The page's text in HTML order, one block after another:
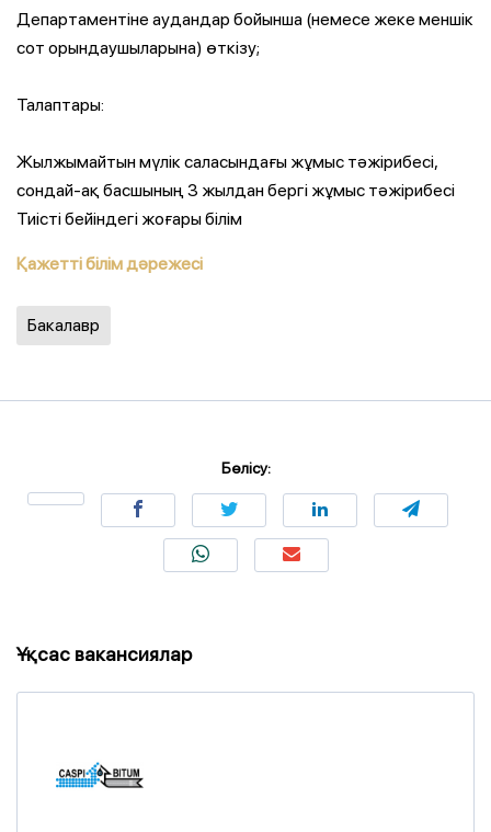
Департаментіне аудандар бойынша (немесе жеке меншік
сот орындаушыларына) өткізу;
Талаптары:
Жылжымайтын мүлік саласындағы жұмыс тәжірибесі,
сондай-ақ басшының 3 жылдан бергі жұмыс тәжірибесі
Тиісті бейіндегі жоғары білім
Қажетті білім дәрежесі
Бакалавр
Бөлісу:
Ұқсас вакансиялар